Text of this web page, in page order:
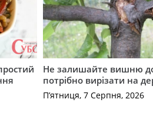
Не залишайте вишню
потрібно вирізати на
П’ятниця, 7 Серпня, 2026